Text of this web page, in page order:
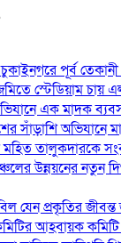
পূর্ব
স্টেডিয়াম চায়
এক মাদক
সাঁড়াশি অভিযানে
তালুকদারকে
উন্নয়নের নতুন
যেন প্রকৃতির
আহবায়ক